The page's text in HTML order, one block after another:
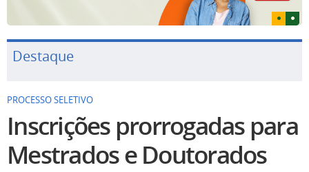
Destaque
PROCESSO SELETIVO
Inscrições prorrogadas para
Mestrados e Doutorados